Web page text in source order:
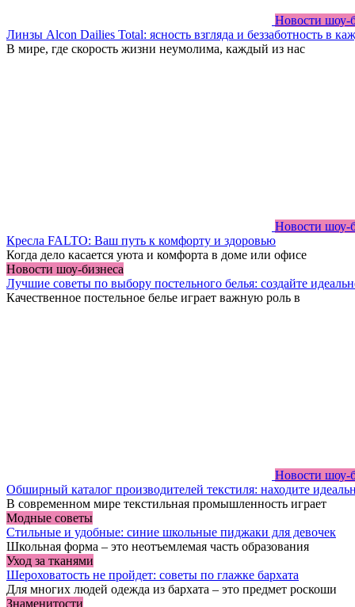
Новости шоу-
Линзы Alcon Dailies Total: ясность взгляда и беззаботность в
В мире, где скорость жизни неумолима, каждый из нас
Новости шоу-
Кресла FALTO: Ваш путь к комфорту и здоровью
Когда дело касается уюта и комфорта в доме или офисе
Новости шоу-бизнеса
Лучшие советы по выбору постельного белья: создайте
Качественное постельное белье играет важную роль в
Новости шоу-
Обширный каталог производителей текстиля: находите
В современном мире текстильная промышленность играет
Модные советы
Стильные и удобные: синие школьные пиджаки для девочек
Школьная форма – это неотъемлемая часть образования
Уход за тканями
Шероховатость не пройдет: советы по глажке бархата
Для многих людей одежда из бархата – это предмет роскоши
Знаменитости